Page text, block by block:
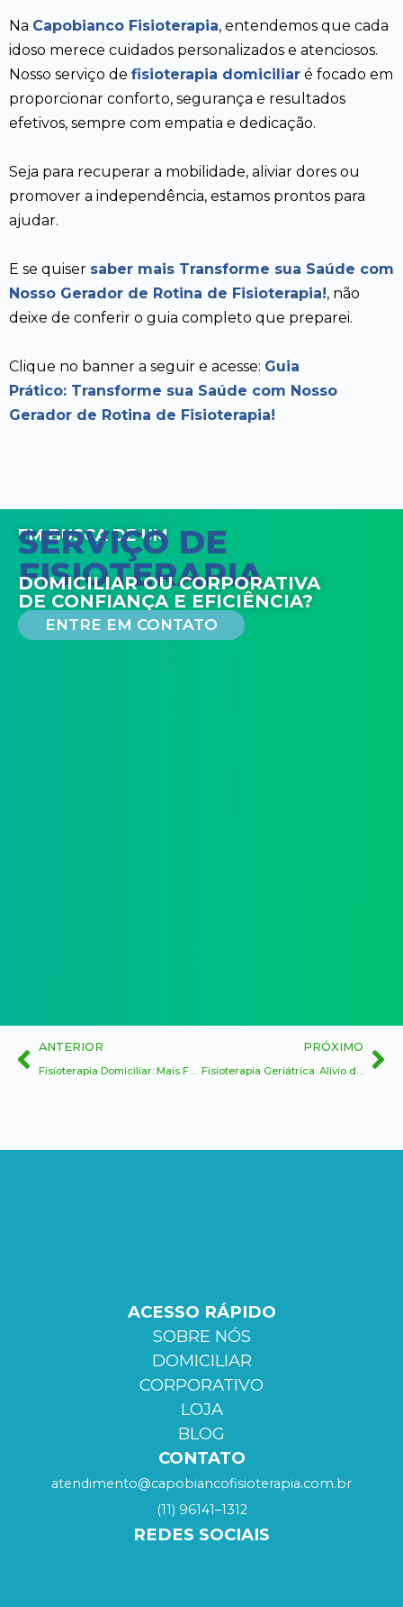
Na Capobianco Fisioterapia, entendemos que cada
idoso merece cuidados personalizados e atenciosos.
Nosso serviço de fisioterapia domiciliar é focado em
proporcionar conforto, segurança e resultados
efetivos, sempre com empatia e dedicação.
Seja para recuperar a mobilidade, aliviar dores ou
promover a independência, estamos prontos para
ajudar.
E se quiser saber mais Transforme sua Saúde com
Nosso Gerador de Rotina de Fisioterapia!, não
deixe de conferir o guia completo que preparei.
Clique no banner a seguir e acesse: Guia
Prático: Transforme sua Saúde com Nosso
Gerador de Rotina de Fisioterapia!
EM BUSCA DE UM
SERVIÇO DE
FISIOTERAPIA
DOMICILIAR OU CORPORATIVA
DE CONFIANÇA E EFICIÊNCIA?
ENTRE EM CONTATO
ANTERIOR
Fisioterapia Domiciliar: Mais Facilidade, Conforto e Qualidade de Vida para Idosos e seus Familiares
PRÓXIMO
Fisioterapia Geriátrica: Alívio das Dores Crônicas e Melhora da Mobilidade para uma Vida Ativa
ACESSO RÁPIDO
SOBRE NÓS
DOMICILIAR
CORPORATIVO
LOJA
BLOG
CONTATO
atendimento@capobiancofisioterapia.com.br
(11) 96141–1312
REDES SOCIAIS